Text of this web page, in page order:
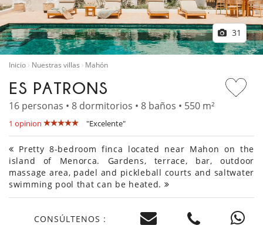
31
Inicio Nuestras villas Mahón
ES PATRONS
16 personas • 8 dormitorios • 8 baños • 550 m²
1 opinion "Excelente"
Pretty 8-bedroom finca located near Mahon on the
island of Menorca. Gardens, terrace, bar, outdoor
massage area, padel and pickleball courts and saltwater
swimming pool that can be heated.
CONSÚLTENOS :